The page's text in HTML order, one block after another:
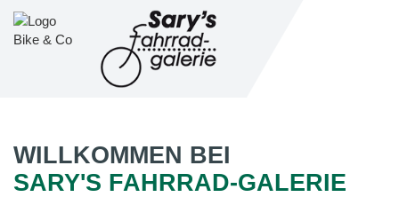
WILLKOMMEN BEI
SARY'S FAHRRAD-GALERIE